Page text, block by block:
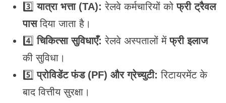
3️⃣यात्रा भत्ता (TA): रेलवे कर्मचारियों कोफ्री ट्रैवल
पासदिया जाता है।
4️⃣चिकित्सा सुविधाएँ: रेलवे अस्पतालों मेंफ्री इलाज
की सुविधा।
5️⃣प्रोविडेंट फंड (PF) और ग्रेच्युटी: रिटायरमेंट के
बाद वित्तीय सुरक्षा।